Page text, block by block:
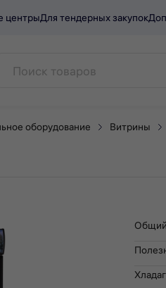
центрыДля тендерных закупок
оборудование Витрины